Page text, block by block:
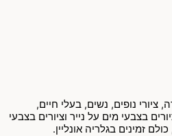
ציורי נופים, נשים, בעלי חיים,
בצבעי מים על נייר וציורים בצבעי
זמינים בגלריה אונליין.